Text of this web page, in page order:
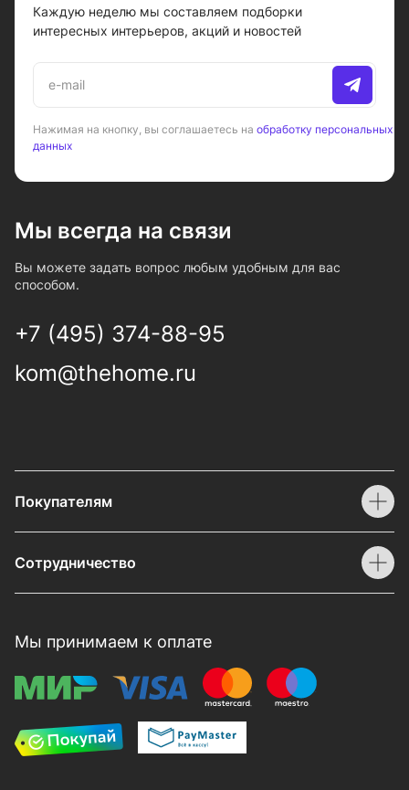
Каждую неделю мы составляем подборки
интересных интерьеров, акций и новостей
Нажимая на кнопку, вы соглашаетесь на обработку персональных
данных
Мы всегда на связи
Вы можете задать вопрос любым удобным для вас
способом.
+7 (495) 374-88-95
kom@thehome.ru
Покупателям
Сотрудничество
Мы принимаем к оплате